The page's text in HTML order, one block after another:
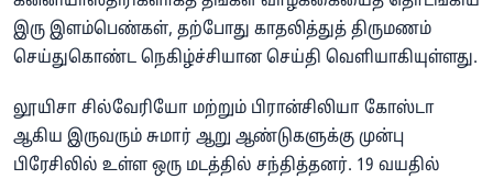
இரு இளம்பெண்கள், தற்போது காதலித்துத் திருமணம்
செய்துகொண்ட நெகிழ்ச்சியான செய்தி வெளியாகியுள்ளது.
லூயிசா சில்வேரியோ மற்றும் பிரான்சிலியா கோஸ்டா
ஆகிய இருவரும் சுமார் ஆறு ஆண்டுகளுக்கு முன்பு
பிரேசிலில் உள்ள ஒரு மடத்தில் சந்தித்தனர். 19 வயதில்